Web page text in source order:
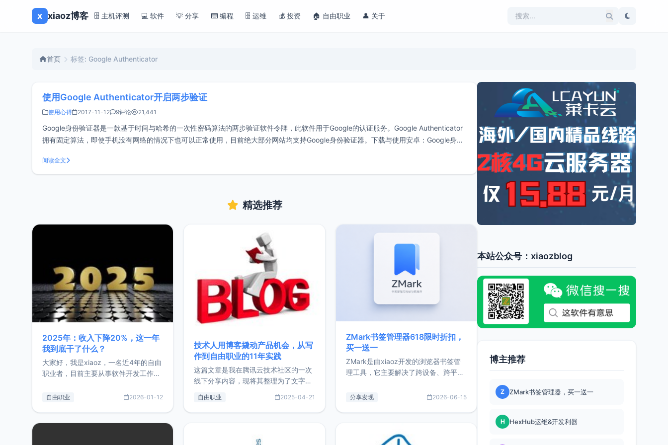
x xiaoz博客 🗄️ 主机评测 💻 软件 💡 分享 ⌨️ 编程 🗄️ 运维 💰 投资 🏠 自由职业 👤 关于
首页 标签: Google Authenticator
使用Google Authenticator开启两步验证
使用心得 2017-11-12 9评论 21,441
Google身份验证器是一款基于时间与哈希的一次性密码算法的两步验证软件令牌，此软件用于Google的认证服务。Google Authenticator
拥有固定算法，即使手机没有网络的情况下也可以正常使用，目前绝大部分网站均支持Google身份验证器。下载与使用安卓：Google身份
阅读全文
精选推荐
2025年：收入下降20%，这一年
我到底干了什么？
大家好，我是xiaoz，一名近4年的自由
职业者，目前主要从事软件开发工作。
的总结，内容主要包括：工作、学习、
自由职业 2026-01-12
技术人用博客撬动产品机会，从写
作到自由职业的11年实践
这篇文章是我在腾讯云技术社区的一次
线下分享内容，现将其整理为了文字
版，分享了写博客11年来的经历，以及
通过博客过渡到做产品和走向自由职业
的一个小故事。文中还首次公开了我的
自由职业 2025-04-21
ZMark书签管理器618限时折扣，
买一送一
ZMark是由xiaoz开发的浏览器书签管
理工具，它主要解决了跨设备、跨平
做到一处部署、随处访问。同时，它还
量级： 使用Bun + Hono.js
分享发现 2026-06-15
本站公众号：xiaozblog
博主推荐
Z ZMark书签管理器，买一送一
H HexHub运维&开发利器